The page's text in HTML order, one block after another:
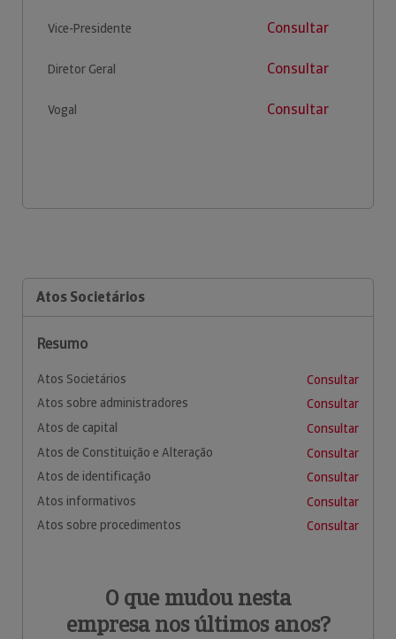
Vice-Presidente Consultar
Diretor Geral Consultar
Vogal Consultar
Atos Societários
Resumo
Atos Societários
Consultar
Atos sobre administradores
Consultar
Atos de capital
Consultar
Atos de Constituição e Alteração
Consultar
Atos de identificação
Consultar
Atos informativos
Consultar
Atos sobre procedimentos
Consultar
O que mudou nesta
empresa nos últimos anos?